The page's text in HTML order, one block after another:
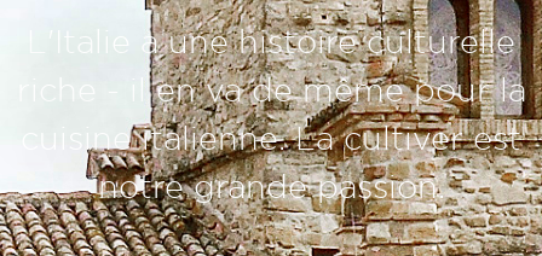
L'Italie a une histoire culturelle
riche - il en va de même pour la
cuisine italienne. La cultiver est
notre grande passion.